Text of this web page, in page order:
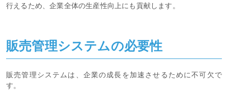
行えるため、企業全体の生産性向上にも貢献します。
販売管理システムの必要性
販売管理システムは、企業の成長を加速させるために不可欠で
す。